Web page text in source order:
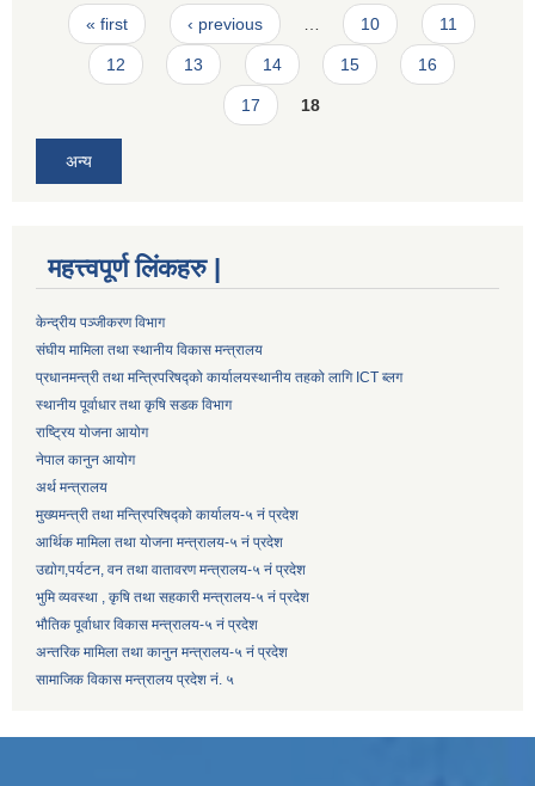
Pages
« first ‹ previous … 10 11
12 13 14 15 16
17 18
अन्य
महत्त्वपूर्ण लिंकहरु |
केन्द्रीय पञ्जीकरण विभाग
संघीय मामिला तथा स्थानीय विकास मन्त्रालय
प्रधानमन्त्री तथा मन्त्रिपरिषद्को कार्यालयस्थानीय तहको लागि ICT ब्लग
स्थानीय पूर्वाधार तथा कृषि सडक विभाग
राष्ट्रिय योजना आयोग
नेपाल कानुन आयोग
अर्थ मन्त्रालय
मुख्यमन्त्री तथा मन्त्रिपरिषद्को कार्यालय-५ नं प्रदेश
आर्थिक मामिला तथा योजना मन्त्रालय-५ नं प्रदेश
उद्याेग,पर्यटन, वन तथा वातावरण मन्त्रालय-५ नं प्रदेश
भुमि व्यवस्था , कृषि तथा सहकारी मन्त्रालय-५ नं प्रदेश
भौतिक पूर्वाधार विकास मन्त्रालय-५ नं प्रदेश
अन्तरिक मामिला तथा कानुन मन्त्रालय-५ नं प्रदेश
सामाजिक विकास मन्त्रालय प्रदेश नं. ५